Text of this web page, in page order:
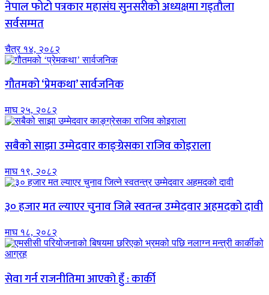
नेपाल फोटो पत्रकार महासंघ सुनसरीको अध्यक्षमा गड्ताैला
सर्वसम्मत
चैत्र १४, २०८२
गौतमको ‘प्रेमकथा’ सार्वजनिक
माघ २५, २०८२
सबैको साझा उम्मेदवार काङ्ग्रेसका राजिव कोइराला
माघ १९, २०८२
३० हजार मत ल्याएर चुनाव जित्ने स्वतन्त्र उम्मेदवार अहमदको दावी
माघ १८, २०८२
सेवा गर्न राजनीतिमा आएको हुँ : कार्की